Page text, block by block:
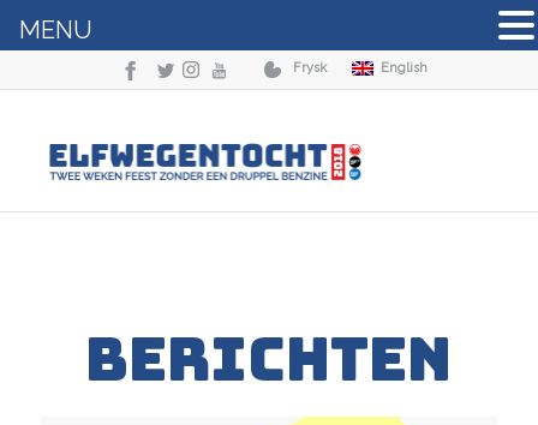
Frysk English
BERICHTEN
MENU